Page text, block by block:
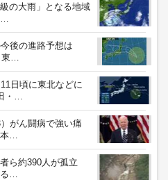
の大雨」となる地域
今後の進路予想は
…
日頃に東北などに
・…
がん闘病で強い痛
…
ら約390人が孤立
…